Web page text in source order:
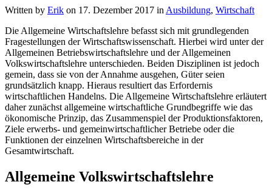
Written by Erik on 17. Dezember 2017 in Ausbildung, Wirtschaft
Die Allgemeine Wirtschaftslehre befasst sich mit grundlegenden
Fragestellungen der Wirtschaftswissenschaft. Hierbei wird unter der
Allgemeinen Betriebswirtschaftslehre und der Allgemeinen
Volkswirtschaftslehre unterschieden. Beiden Disziplinen ist jedoch
gemein, dass sie von der Annahme ausgehen, Güter seien
grundsätzlich knapp. Hieraus resultiert das Erfordernis
wirtschaftlichen Handelns. Die Allgemeine Wirtschaftslehre erläutert
daher zunächst allgemeine wirtschaftliche Grundbegriffe wie das
ökonomische Prinzip, das Zusammenspiel der Produktionsfaktoren,
Ziele erwerbs- und gemeinwirtschaftlicher Betriebe oder die
Funktionen der einzelnen Wirtschaftsbereiche in der
Gesamtwirtschaft.
Allgemeine Volkswirtschaftslehre